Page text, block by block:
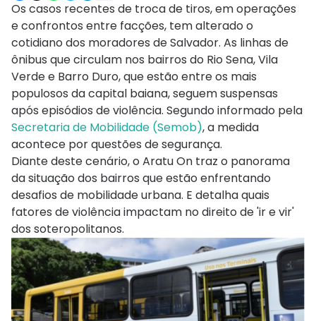
Os casos recentes de troca de tiros, em operações
e confrontos entre facções, tem alterado o
cotidiano dos moradores de Salvador. As linhas de
ônibus que circulam nos bairros do Rio Sena, Vila
Verde e Barro Duro, que estão entre os mais
populosos da capital baiana, seguem suspensas
após episódios de violência. Segundo informado pela
Secretaria de Mobilidade (Semob), a medida
acontece por questões de segurança.
Diante deste cenário, o Aratu On traz o panorama
da situação dos bairros que estão enfrentando
desafios de mobilidade urbana. E detalha quais
fatores de violência impactam no direito de 'ir e vir'
dos soteropolitanos.